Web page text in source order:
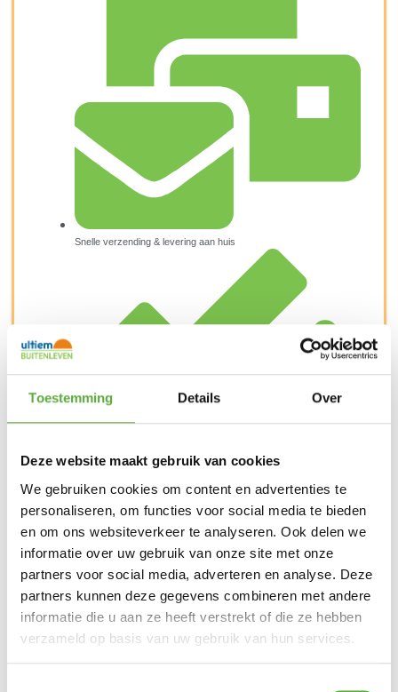
Toestemming Details Over
Deze website maakt gebruik van cookies
We gebruiken cookies om content en advertenties te
personaliseren, om functies voor social media te bieden
en om ons websiteverkeer te analyseren. Ook delen we
informatie over uw gebruik van onze site met onze
partners voor social media, adverteren en analyse. Deze
partners kunnen deze gegevens combineren met andere
informatie die u aan ze heeft verstrekt of die ze hebben
verzameld op basis van uw gebruik van hun services.
Snelle verzending & levering aan huis
Kopersbescherming met Trusted Shops
Tuinmeubelhoezen
Merk Platinum
Kleur Antraciet